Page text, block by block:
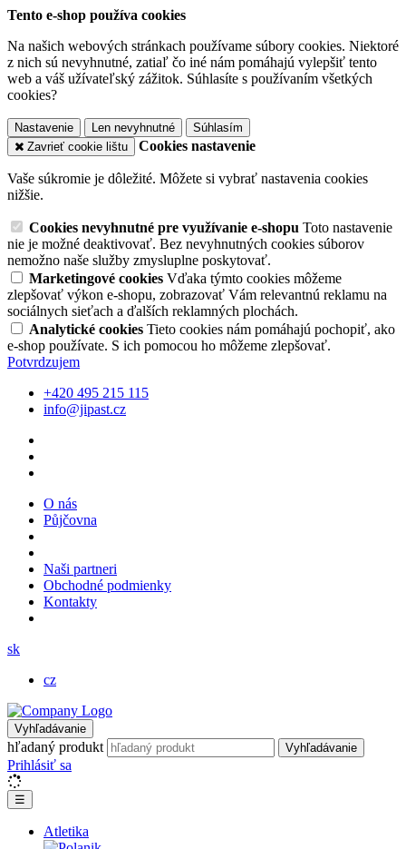
Tento e-shop používa cookies
Na našich webových stránkach používame súbory cookies. Niektoré
z nich sú nevyhnutné, zatiaľ čo iné nám pomáhajú vylepšiť tento
web a váš užívateľský zážitok. Súhlasíte s používaním všetkých
cookies?
Nastavenie Len nevyhnutné
Súhlasím
Zavrieť cookie lištu
Cookies nastavenie
Vaše súkromie je dôležité. Môžete si vybrať nastavenia cookies
nižšie.
Cookies nevyhnutné pre využívanie e-shopu Toto nastavenie
nie je možné deaktivovať. Bez nevyhnutných cookies súborov
nemožno naše služby zmysluplne poskytovať.
Marketingové cookies Vďaka týmto cookies môžeme
zlepšovať výkon e-shopu, zobrazovať Vám relevantnú reklamu na
sociálnych sieťach a ďalších reklamných plochách.
Analytické cookies Tieto cookies nám pomáhajú pochopiť, ako
e-shop používate. S ich pomocou ho môžeme zlepšovať.
Potvrdzujem
+420 495 215 115
info@jipast.cz
O nás
Půjčovna
Naši partneri
Obchodné podmienky
Kontakty
sk
cz
Vyhľadávanie
hľadaný produkt Vyhľadávanie
Prihlásiť sa
☰
Atletika